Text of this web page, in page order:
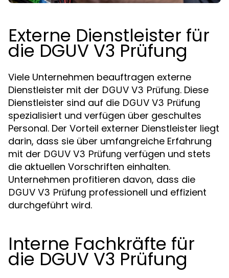
Externe Dienstleister für
die DGUV V3 Prüfung
Viele Unternehmen beauftragen externe
Dienstleister mit der DGUV V3 Prüfung. Diese
Dienstleister sind auf die DGUV V3 Prüfung
spezialisiert und verfügen über geschultes
Personal. Der Vorteil externer Dienstleister liegt
darin, dass sie über umfangreiche Erfahrung
mit der DGUV V3 Prüfung verfügen und stets
die aktuellen Vorschriften einhalten.
Unternehmen profitieren davon, dass die
DGUV V3 Prüfung professionell und effizient
durchgeführt wird.
Interne Fachkräfte für
die DGUV V3 Prüfung